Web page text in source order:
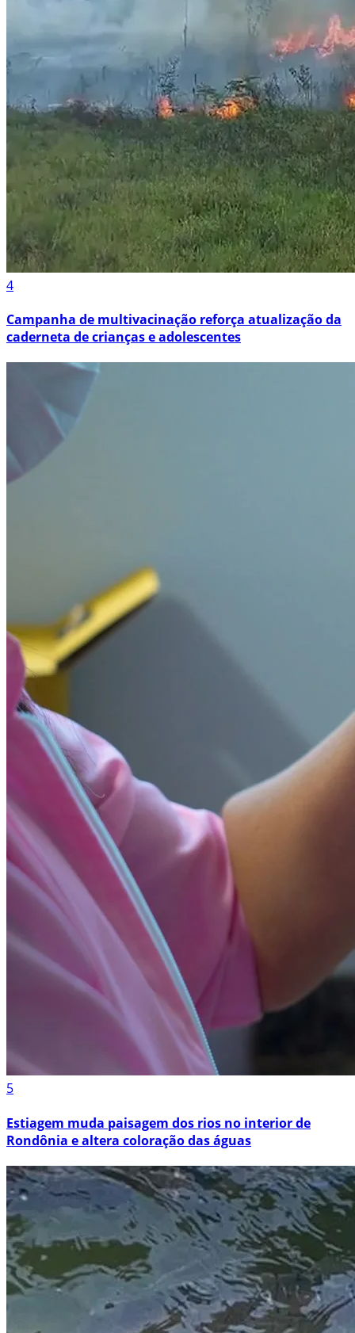
4
Campanha de multivacinação reforça atualização da
caderneta de crianças e adolescentes
5
Estiagem muda paisagem dos rios no interior de
Rondônia e altera coloração das águas